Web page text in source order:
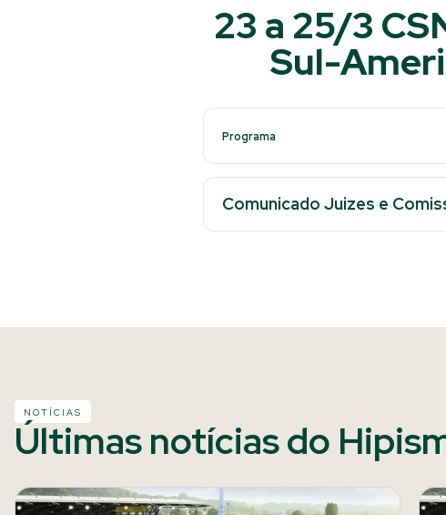
23 a 25/3
Sul-
Programa
Comunicado Juizes e
NOTÍCIAS
Últimas notícias do